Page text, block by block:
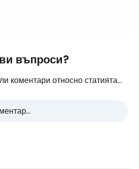
въпроси?
коментари относно статията...